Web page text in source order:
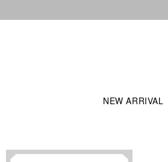
NEW ARRIVAL